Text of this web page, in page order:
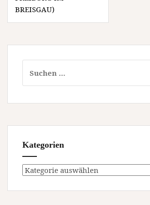
REISGAU)
nach:
Kategorien
Kategorien